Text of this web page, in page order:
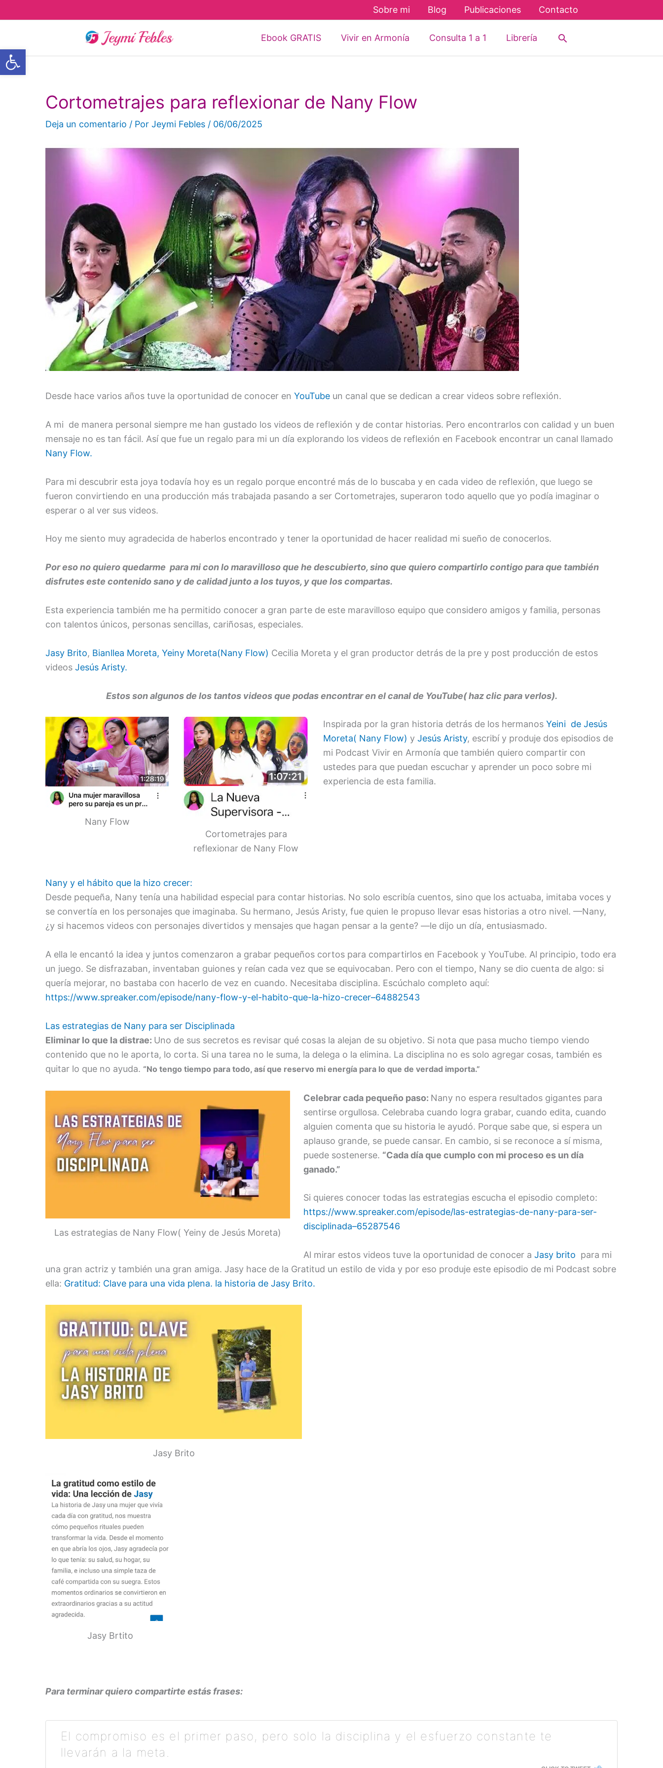
al
Sobre mi Blog Publicaciones Contacto
Ebook GRATIS Vivir en Armonía Consulta 1 a 1 Librería Buscar
Cortometrajes para reflexionar de Nany Flow
Deja un comentario / Por Jeymi Febles / 06/06/2025
Desde hace varios años tuve la oportunidad de conocer en YouTube un canal que se dedican a crear videos sobre reflexión.
A mi de manera personal siempre me han gustado los videos de reflexión y de contar historias. Pero encontrarlos con calidad y un buen
mensaje no es tan fácil. Así que fue un regalo para mi un día explorando los videos de reflexión en Facebook encontrar un canal llamado
Nany Flow.
Para mi descubrir esta joya todavía hoy es un regalo porque encontré más de lo buscaba y en cada video de reflexión, que luego se
fueron convirtiendo en una producción más trabajada pasando a ser Cortometrajes, superaron todo aquello que yo podía imaginar o
esperar o al ver sus videos.
Hoy me siento muy agradecida de haberlos encontrado y tener la oportunidad de hacer realidad mi sueño de conocerlos.
Por eso no quiero quedarme para mi con lo maravilloso que he descubierto, sino que quiero compartirlo contigo para que también
disfrutes este contenido sano y de calidad junto a los tuyos, y que los compartas.
Esta experiencia también me ha permitido conocer a gran parte de este maravilloso equipo que considero amigos y familia, personas
con talentos únicos, personas sencillas, cariñosas, especiales.
Jasy Brito, Bianllea Moreta, Yeiny Moreta(Nany Flow) Cecilia Moreta y el gran productor detrás de la pre y post producción de estos
videos Jesús Aristy.
Estos son algunos de los tantos videos que podas encontrar en el canal de YouTube( haz clic para verlos).
Nany Flow
Cortometrajes para
reflexionar de Nany Flow
Inspirada por la gran historia detrás de los hermanos Yeini de Jesús
Moreta( Nany Flow) y Jesús Aristy, escribí y produje dos episodios de
mi Podcast Vivir en Armonía que también quiero compartir con
ustedes para que puedan escuchar y aprender un poco sobre mi
experiencia de esta familia.
Nany y el hábito que la hizo crecer:
Desde pequeña, Nany tenía una habilidad especial para contar historias. No solo escribía cuentos, sino que los actuaba, imitaba voces y
se convertía en los personajes que imaginaba. Su hermano, Jesús Aristy, fue quien le propuso llevar esas historias a otro nivel. —Nany,
¿y si hacemos videos con personajes divertidos y mensajes que hagan pensar a la gente? —le dijo un día, entusiasmado.
A ella le encantó la idea y juntos comenzaron a grabar pequeños cortos para compartirlos en Facebook y YouTube. Al principio, todo era
un juego. Se disfrazaban, inventaban guiones y reían cada vez que se equivocaban. Pero con el tiempo, Nany se dio cuenta de algo: si
quería mejorar, no bastaba con hacerlo de vez en cuando. Necesitaba disciplina. Escúchalo completo aquí:
https://www.spreaker.com/episode/nany-flow-y-el-habito-que-la-hizo-crecer–64882543
Las estrategias de Nany para ser Disciplinada
Eliminar lo que la distrae: Uno de sus secretos es revisar qué cosas la alejan de su objetivo. Si nota que pasa mucho tiempo viendo
contenido que no le aporta, lo corta. Si una tarea no le suma, la delega o la elimina. La disciplina no es solo agregar cosas, también es
quitar lo que no ayuda. “No tengo tiempo para todo, así que reservo mi energía para lo que de verdad importa.”
Las estrategias de Nany Flow( Yeiny de Jesús Moreta)
Celebrar cada pequeño paso: Nany no espera resultados gigantes para
sentirse orgullosa. Celebraba cuando logra grabar, cuando edita, cuando
alguien comenta que su historia le ayudó. Porque sabe que, si espera un
aplauso grande, se puede cansar. En cambio, si se reconoce a sí misma,
puede sostenerse. “Cada día que cumplo con mi proceso es un día
ganado.”
Si quieres conocer todas las estrategias escucha el episodio completo:
https://www.spreaker.com/episode/las-estrategias-de-nany-para-ser-
disciplinada–65287546
Al mirar estos videos tuve la oportunidad de conocer a Jasy brito para mi
una gran actriz y también una gran amiga. Jasy hace de la Gratitud un estilo de vida y por eso produje este episodio de mi Podcast sobre
ella: Gratitud: Clave para una vida plena. la historia de Jasy Brito.
Jasy Brito
Jasy Brtito
Para terminar quiero compartirte estás frases:
El compromiso es el primer paso, pero solo la disciplina y el esfuerzo constante te
llevarán a la meta.
Abrir barra de herramientas